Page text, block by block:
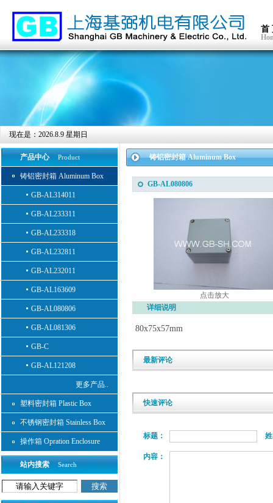
首
现在是： 2026.8.9 星期日
产品中心 Product
铸铝密封箱 Aluminum Box
GB-AL314011
GB-AL233311
GB-AL233318
GB-AL232811
GB-AL232011
GB-AL163609
GB-AL080806
GB-AL081306
GB-C
GB-AL121208
更多产品..
塑料密封箱 Plastic Box
不锈钢密封箱 Stainless Box
操作箱 Opration Enclosure
站内搜索 Search
铸铝密封箱 Aluminum Box
GB-AL080806
点击放大
详细说明
80x75x57mm
最新评论
快速评论
标题：
内容：